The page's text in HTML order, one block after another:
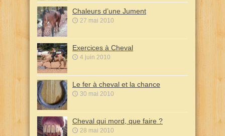
Chaleurs d’une Jument
27 mai 2010
Exercices à Cheval
4 juin 2010
Le fer à cheval et la chance
30 mai 2010
Cheval qui mord, que faire ?
28 mai 2010